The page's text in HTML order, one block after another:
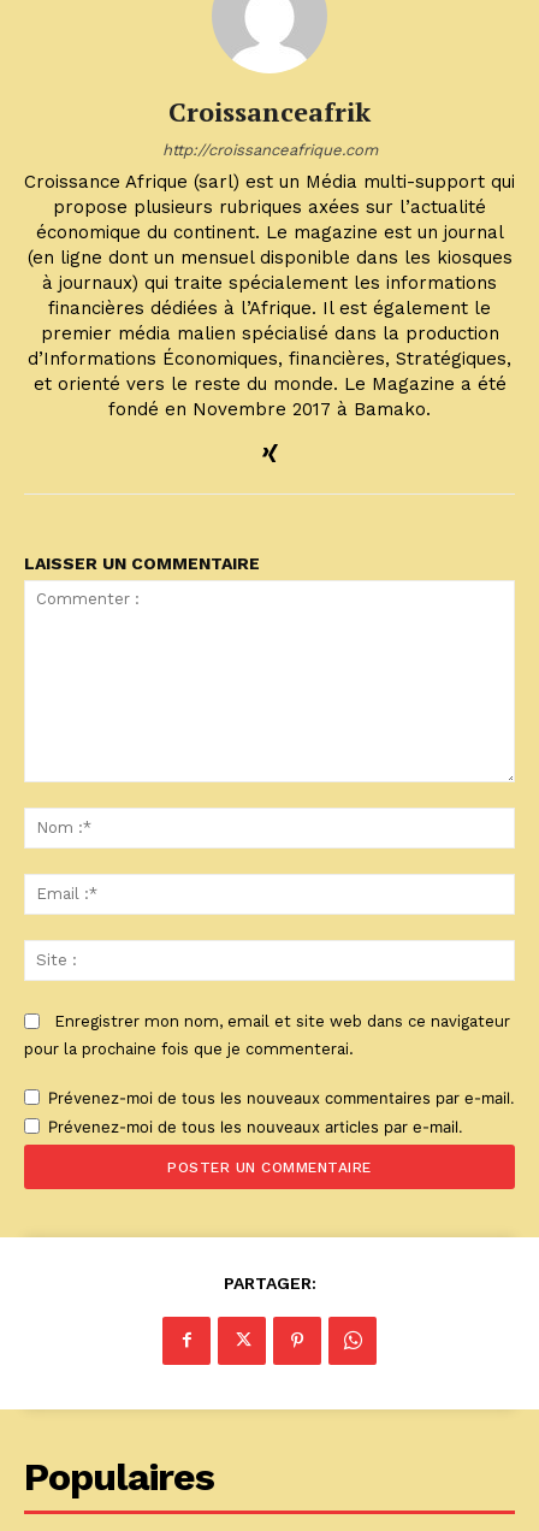
Croissanceafrik
http://croissanceafrique.com
Croissance Afrique (sarl) est un Média multi-support qui
propose plusieurs rubriques axées sur l’actualité
économique du continent. Le magazine est un journal
(en ligne dont un mensuel disponible dans les kiosques
à journaux) qui traite spécialement les informations
financières dédiées à l’Afrique. Il est également le
premier média malien spécialisé dans la production
d’Informations Économiques, financières, Stratégiques,
et orienté vers le reste du monde. Le Magazine a été
fondé en Novembre 2017 à Bamako.
LAISSER UN COMMENTAIRE
:*
:*
:
Enregistrer mon nom, email et site web dans ce navigateur
pour la prochaine fois que je commenterai.
Prévenez-moi de tous les nouveaux commentaires par e-mail.
Prévenez-moi de tous les nouveaux articles par e-mail.
PARTAGER:
Populaires